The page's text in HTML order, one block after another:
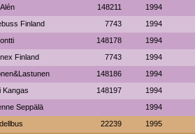
148211 1994
Finland 7743 1994
148178 1994
Finland 7743 1994
148186 1994
Kangas 148197 1994
Seppälä 1994
22239 1995